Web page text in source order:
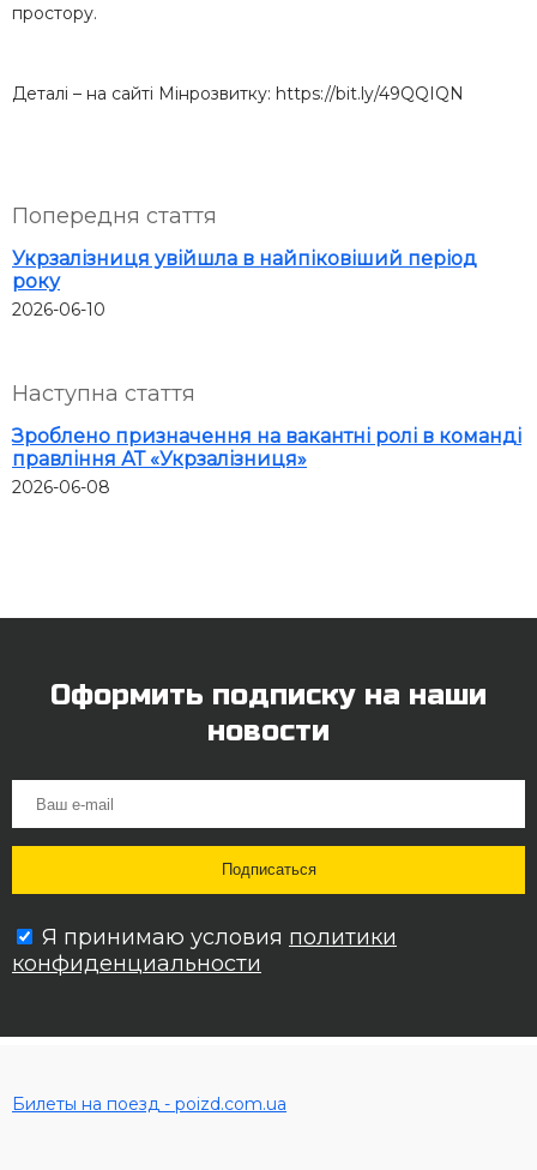
простору.
Деталі – на сайті Мінрозвитку: https://bit.ly/49QQIQN
Попередня стаття
Укрзалізниця увійшла в найпіковіший період
року
2026-06-10
Наступна стаття
Зроблено призначення на вакантні ролі в команді
правління АТ «Укрзалізниця»
2026-06-08
Оформить подписку на наши
новости
Я принимаю условия политики
конфиденциальности
Билеты на поезд - poizd.com.ua